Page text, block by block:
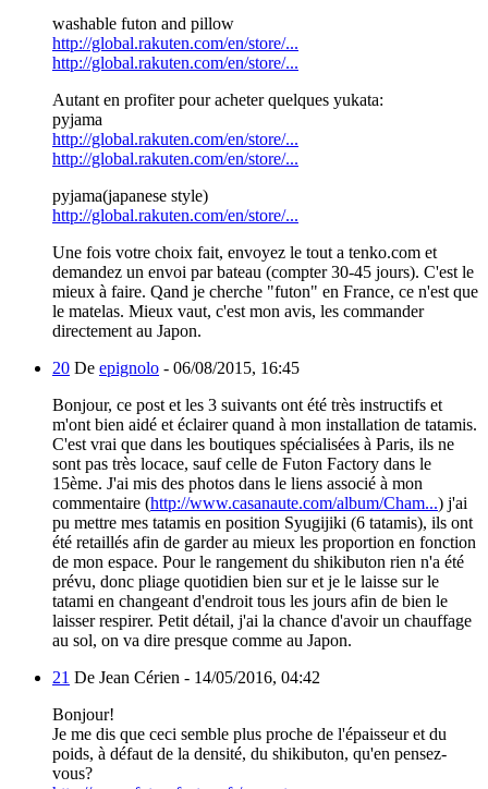
washable futon and pillow
http://global.rakuten.com/en/store/...
http://global.rakuten.com/en/store/...
Autant en profiter pour acheter quelques yukata:
pyjama
http://global.rakuten.com/en/store/...
http://global.rakuten.com/en/store/...
pyjama(japanese style)
http://global.rakuten.com/en/store/...
Une fois votre choix fait, envoyez le tout a tenko.com et
demandez un envoi par bateau (compter 30-45 jours). C'est le
mieux à faire. Qand je cherche "futon" en France, ce n'est que
le matelas. Mieux vaut, c'est mon avis, les commander
directement au Japon.
20 De epignolo - 06/08/2015, 16:45
Bonjour, ce post et les 3 suivants ont été très instructifs et
m'ont bien aidé et éclairer quand à mon installation de tatamis.
C'est vrai que dans les boutiques spécialisées à Paris, ils ne
sont pas très locace, sauf celle de Futon Factory dans le
15ème. J'ai mis des photos dans le liens associé à mon
commentaire (http://www.casanaute.com/album/Cham...) j'ai
pu mettre mes tatamis en position Syugijiki (6 tatamis), ils ont
été retaillés afin de garder au mieux les proportion en fonction
de mon espace. Pour le rangement du shikibuton rien n'a été
prévu, donc pliage quotidien bien sur et je le laisse sur le
tatami en changeant d'endroit tous les jours afin de bien le
laisser respirer. Petit détail, j'ai la chance d'avoir un chauffage
au sol, on va dire presque comme au Japon.
21 De Jean Cérien - 14/05/2016, 04:42
Bonjour!
Je me dis que ceci semble plus proche de l'épaisseur et du
poids, à défaut de la densité, du shikibuton, qu'en pensez-
vous?